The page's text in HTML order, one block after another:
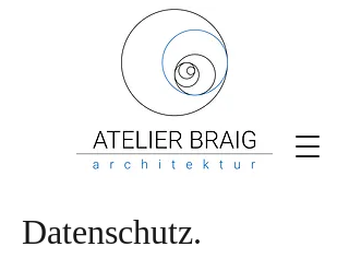
Datenschutz.